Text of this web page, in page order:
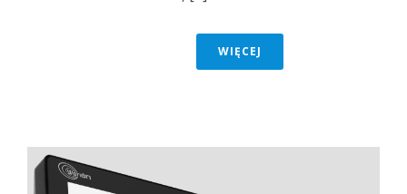
WIĘCEJ